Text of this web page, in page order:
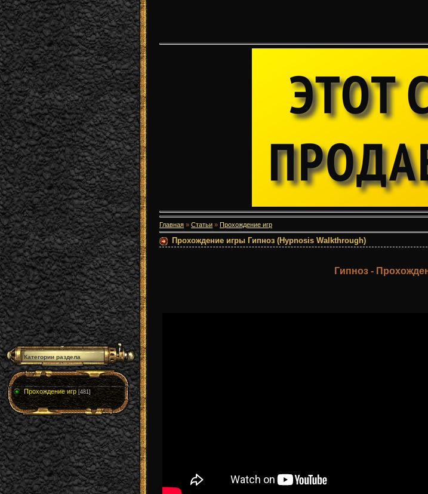
Категории раздела
Прохождение игр [481]
Главная » Статьи » Прохождение игр
Прохождение игры Гипноз (Hypnosis Walkthrough)
Гипноз -